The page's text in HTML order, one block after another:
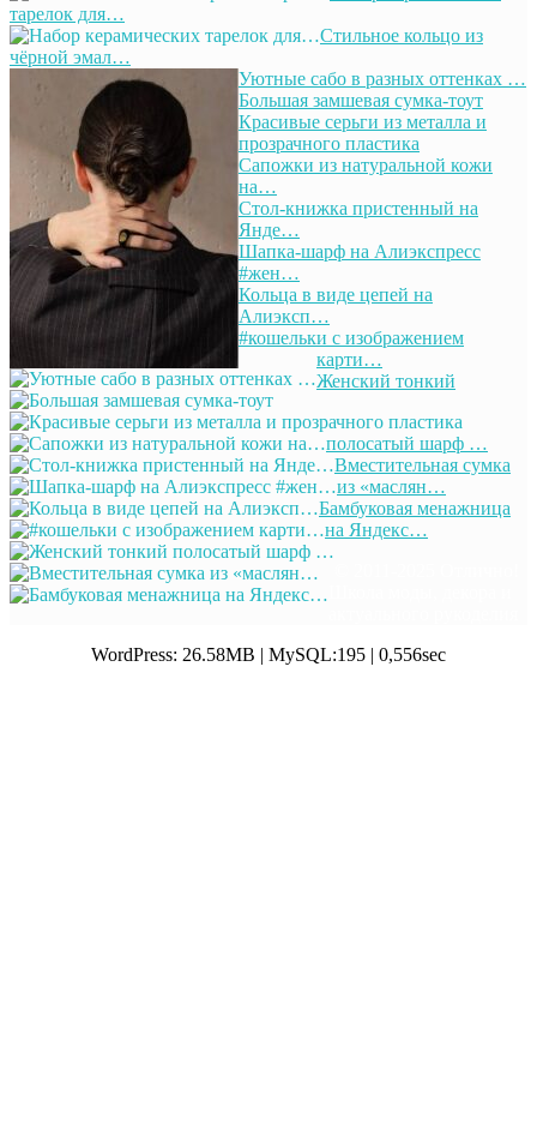
тарелок для…
Стильное кольцо из
чёрной эмал…
Уютные сабо в разных оттенках …
Большая замшевая сумка-тоут
Красивые серьги из металла и
прозрачного пластика
Сапожки из натуральной кожи
на…
Стол-книжка пристенный на
Янде…
Шапка-шарф на Алиэкспресс
#жен…
Кольца в виде цепей на
Алиэксп…
#кошельки с изображением
карти…
Женский тонкий
полосатый шарф …
Вместительная сумка
из «маслян…
Бамбуковая менажница
на Яндекс…
WordPress: 26.58MB | MySQL:195 | 0,556sec